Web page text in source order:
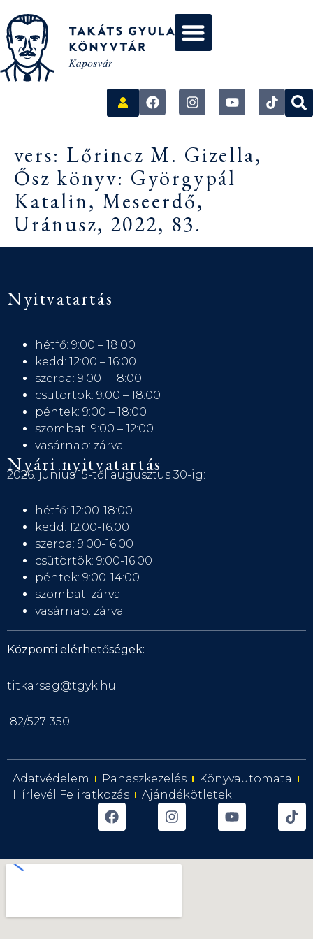
vers: Lőrincz M. Gizella,
Ősz könyv: Györgypál
Katalin, Meseerdő,
Uránusz, 2022, 83.
Nyitvatartás
hétfő: 9:00 – 18:00
kedd: 12:00 – 16:00
szerda: 9:00 – 18:00
csütörtök: 9:00 – 18:00
péntek: 9:00 – 18:00
szombat: 9:00 – 12:00
vasárnap: zárva
Nyári nyitvatartás
2026. június 15-től augusztus 30-ig:
hétfő: 12:00-18:00
kedd: 12:00-16:00
szerda: 9:00-16:00
csütörtök: 9:00-16:00
péntek: 9:00-14:00
szombat: zárva
vasárnap: zárva
Központi elérhetőségek:
titkarsag@tgyk.hu
82/527-350
Adatvédelem Panaszkezelés
Könyvautomata
Hírlevél Feliratkozás
Ajándékötletek